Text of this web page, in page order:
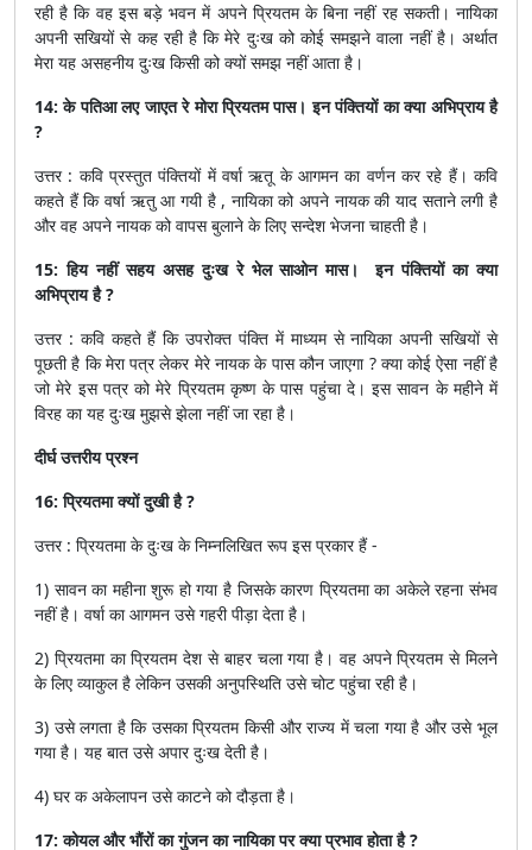
रही है कि वह इस बड़े भवन में अपने प्रियतम के बिना नहीं रह सकती। नायिका
अपनी सखियों से कह रही है कि मेरे दुःख को कोई समझने वाला नहीं है। अर्थात
मेरा यह असहनीय दुःख किसी को क्यों समझ नहीं आता है।
14: के पतिआ लए जाएत रे मोरा प्रियतम पास। इन पंक्तियों का क्या अभिप्राय है
?
उत्तर : कवि प्रस्तुत पंक्तियों में वर्षा ऋतू के आगमन का वर्णन कर रहे हैं। कवि
कहते हैं कि वर्षा ऋतु आ गयी है , नायिका को अपने नायक की याद सताने लगी है
और वह अपने नायक को वापस बुलाने के लिए सन्देश भेजना चाहती है।
15: हिय नहीं सहय असह दुःख रे भेल साओन मास। इन पंक्तियों का क्या
अभिप्राय है ?
उत्तर : कवि कहते हैं कि उपरोक्त पंक्ति में माध्यम से नायिका अपनी सखियों से
पूछती है कि मेरा पत्र लेकर मेरे नायक के पास कौन जाएगा ? क्या कोई ऐसा नहीं है
जो मेरे इस पत्र को मेरे प्रियतम कृष्ण के पास पहुंचा दे। इस सावन के महीने में
विरह का यह दुःख मुझसे झेला नहीं जा रहा है।
दीर्घ उत्तरीय प्रश्न
16: प्रियतमा क्यों दुखी है ?
उत्तर : प्रियतमा के दुःख के निम्नलिखित रूप इस प्रकार हैं -
1) सावन का महीना शुरू हो गया है जिसके कारण प्रियतमा का अकेले रहना संभव
नहीं है। वर्षा का आगमन उसे गहरी पीड़ा देता है।
2) प्रियतमा का प्रियतम देश से बाहर चला गया है। वह अपने प्रियतम से मिलने
के लिए व्याकुल है लेकिन उसकी अनुपस्थिति उसे चोट पहुंचा रही है।
3) उसे लगता है कि उसका प्रियतम किसी और राज्य में चला गया है और उसे भूल
गया है। यह बात उसे अपार दुःख देती है।
4) घर क अकेलापन उसे काटने को दौड़ता है।
17: कोयल और भौंरों का गुंजन का नायिका पर क्या प्रभाव होता है ?